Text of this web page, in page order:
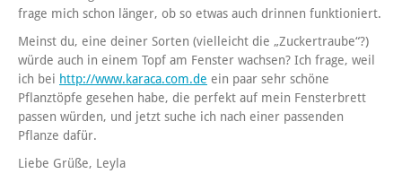
frage mich schon länger, ob so etwas auch drinnen funktioniert.
Meinst du, eine deiner Sorten (vielleicht die „Zuckertraube“?)
würde auch in einem Topf am Fenster wachsen? Ich frage, weil
ich bei http://www.karaca.com.de ein paar sehr schöne
Pflanztöpfe gesehen habe, die perfekt auf mein Fensterbrett
passen würden, und jetzt suche ich nach einer passenden
Pflanze dafür.
Liebe Grüße, Leyla